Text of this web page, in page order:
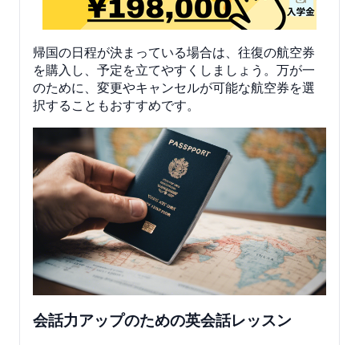
帰国の日程が決まっている場合は、往復の航空券
を購入し、予定を立てやすくしましょう。万が一
のために、変更やキャンセルが可能な航空券を選
択することもおすすめです。
会話力アップのための英会話レッスン